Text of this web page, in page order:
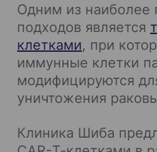
Одним из наиболее
подходов является
клетками, при
иммунные клетки
модифицируются
уничтожения
Клиника Шиба